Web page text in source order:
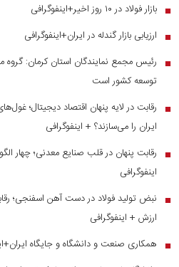
■ بازار فولاد در ۱۰ روز اخیر+اینفوگرافی
■ ارزیابی بازار گندله در ایران+اینفوگرافی
■
رئیس مجمع نمایندگان استان کرمان: گروه
توسعه کشور است
■
رقابت در لایه پنهان اقتصاد دیجیتال؛
ایران را می‌سازند؟ + اینفوگرافی
■
رقابت پنهان در قلب صنایع معدنی؛ چهار
اینفوگرافی
■
نبض تولید فولاد در دست آهن اسفنجی؛
ارزش + اینفوگرافی
■ همکاری صنعت و دانشگاه و جایگاه